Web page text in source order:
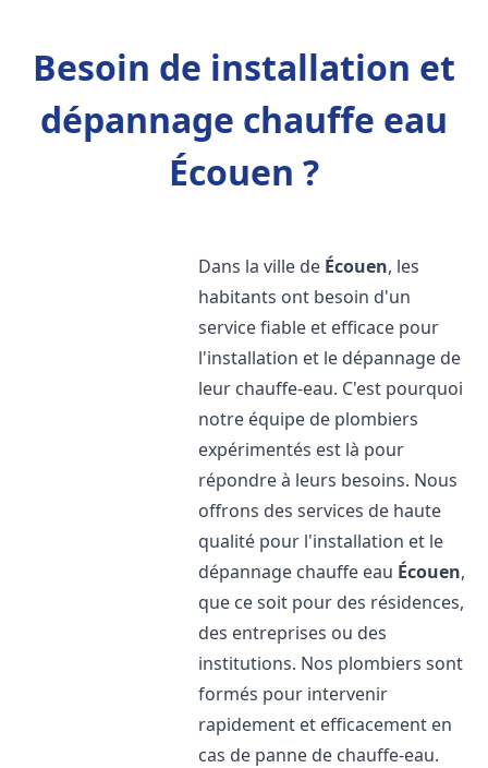
Besoin de installation et
dépannage chauffe eau
Écouen ?
Dans la ville de Écouen, les
habitants ont besoin d'un
service fiable et efficace pour
l'installation et le dépannage de
leur chauffe-eau. C'est pourquoi
notre équipe de plombiers
expérimentés est là pour
répondre à leurs besoins. Nous
offrons des services de haute
qualité pour l'installation et le
dépannage chauffe eau Écouen,
que ce soit pour des résidences,
des entreprises ou des
institutions. Nos plombiers sont
formés pour intervenir
rapidement et efficacement en
cas de panne de chauffe-eau.